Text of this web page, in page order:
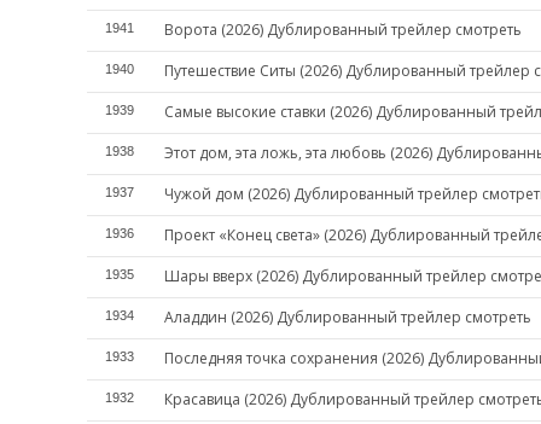
1941 Ворота (2026) Дублированный трейлер смотреть
1940 Путешествие Ситы (2026) Дублированный трейлер
1939 Самые высокие ставки (2026) Дублированный
1938 Этот дом, эта ложь, эта любовь (2026)
1937 Чужой дом (2026) Дублированный трейлер
1936 Проект «Конец света» (2026) Дублированный
1935 Шары вверх (2026) Дублированный трейлер
1934 Аладдин (2026) Дублированный трейлер смотреть
1933 Последняя точка сохранения (2026)
1932 Красавица (2026) Дублированный трейлер